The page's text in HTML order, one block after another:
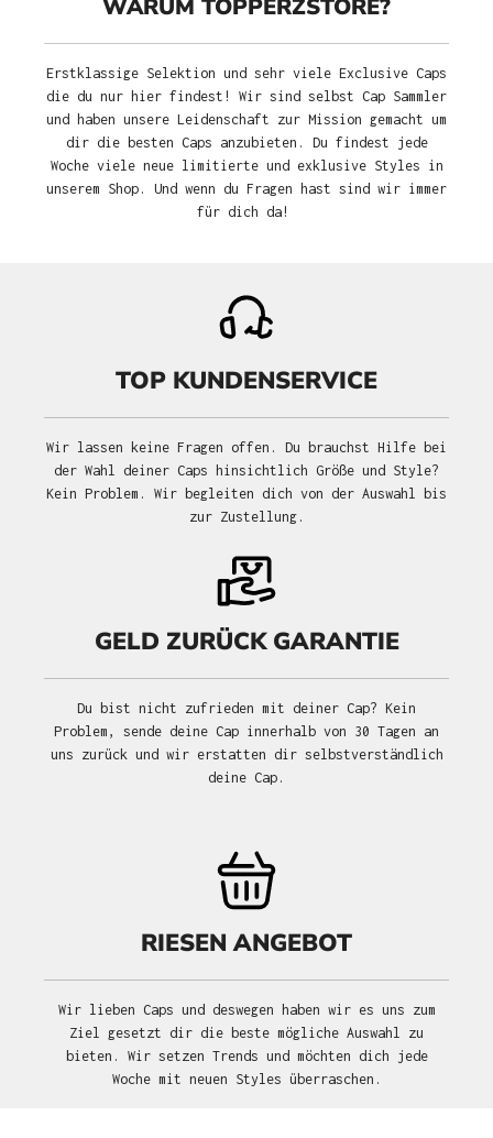
WARUM TOPPERZSTORE?
Erstklassige Selektion und sehr viele Exclusive Caps
die du nur hier findest! Wir sind selbst Cap Sammler
und haben unsere Leidenschaft zur Mission gemacht um
dir die besten Caps anzubieten. Du findest jede
Woche viele neue limitierte und exklusive Styles in
unserem Shop. Und wenn du Fragen hast sind wir immer
für dich da!
TOP KUNDENSERVICE
Wir lassen keine Fragen offen. Du brauchst Hilfe bei
der Wahl deiner Caps hinsichtlich Größe und Style?
Kein Problem. Wir begleiten dich von der Auswahl bis
zur Zustellung.
GELD ZURÜCK GARANTIE
Du bist nicht zufrieden mit deiner Cap? Kein
Problem, sende deine Cap innerhalb von 30 Tagen an
uns zurück und wir erstatten dir selbstverständlich
deine Cap.
RIESEN ANGEBOT
Wir lieben Caps und deswegen haben wir es uns zum
Ziel gesetzt dir die beste mögliche Auswahl zu
bieten. Wir setzen Trends und möchten dich jede
Woche mit neuen Styles überraschen.